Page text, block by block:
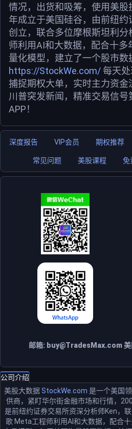
情况，出货和吸筹，使用美股
年成立于美国硅谷，由前纽约
创立，联合多位摩根斯坦利
师利用AI和大数据，配合十多
量化模型，建立了一个股市数
https://StockWe.com/每天处
捕捉期权大单，实时主力资金
川普突发新闻，精准交易信
APP！
深度报告 VIP会员 期权推荐
常见问题 美股课程 免
邮箱: buy@TradesMax.com美
公司介绍
美股大数据StockWe.com 是一个美国
供商，紧盯华尔街金融市场和行情，
是前纽约证券交易所资深分析师Ken，
歌 Meta工程师利用AI和大数据，配合